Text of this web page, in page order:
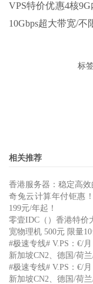
VPS特价优惠4核
10Gbps超大带宽/不
标
相关推荐
香港服务器：稳定高
奇兔云计算年付钜惠
199元/年起！
零壹IDC（）香港特价
宽物理机 500元 限量10
#极速专线# V.PS：€/
新加坡CN2、德国/荷
#极速专线# V.PS：€/
新加坡CN2、德国/荷